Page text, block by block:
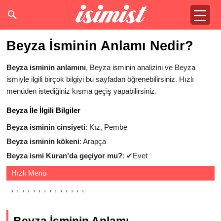
Beyza İsminin Anlamı Nedir?
Beyza isminin anlamını, Beyza isminin analizini ve Beyza
ismiyle ilgili birçok bilgiyi bu sayfadan öğrenebilirsiniz. Hızlı
menüden istediğiniz kısma geçiş yapabilirsiniz.
Beyza İle İlgili Bilgiler
Beyza isminin cinsiyeti: Kız, Pembe
Beyza isminin kökeni: Arapça
Beyza ismi Kuran’da geçiyor mu?: ✔Evet
Hızlı Menü